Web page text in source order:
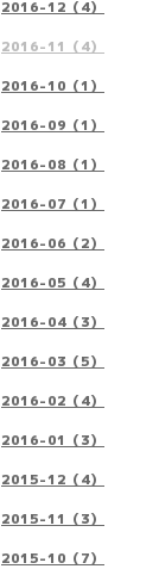
2016-12（4）
2016-11（4）
2016-10（1）
2016-09（1）
2016-08（1）
2016-07（1）
2016-06（2）
2016-05（4）
2016-04（3）
2016-03（5）
2016-02（4）
2016-01（3）
2015-12（4）
2015-11（3）
2015-10（7）